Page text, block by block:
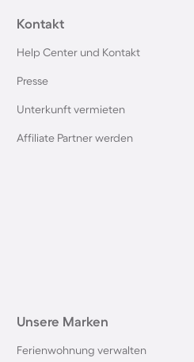
Kontakt
Help Center und Kontakt
Presse
Unterkunft vermieten
Affiliate Partner werden
Unsere Marken
Ferienwohnung verwalten